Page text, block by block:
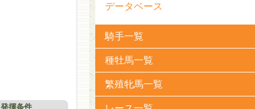
発揮条件
データベース
騎手一覧
種牡馬一覧
繁殖牝馬一覧